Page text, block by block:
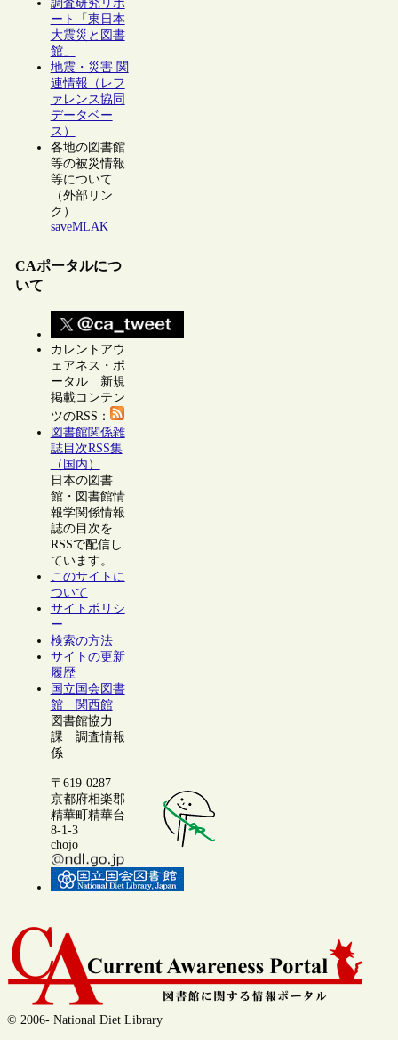
調査研究リポ
ート「東日本
大震災と図書
館」
地震・災害 関
連情報（レフ
ァレンス協同
データベー
ス）
各地の図書館
等の被災情報
等について
（外部リン
ク）
saveMLAK
CAポータルにつ
いて
カレントアウ
ェアネス・ポ
ータル 新規
掲載コンテン
ツのRSS：
図書館関係雑
誌目次RSS集
（国内）
日本の図書
館・図書館情
報学関係情報
誌の目次を
RSSで配信し
ています。
このサイトに
ついて
サイトポリシ
ー
検索の方法
サイトの更新
履歴
国立国会図書
館 関西館
図書館協力
課 調査情報
係
〒619-0287
京都府相楽郡
精華町精華台
8-1-3
chojo
© 2006- National Diet Library